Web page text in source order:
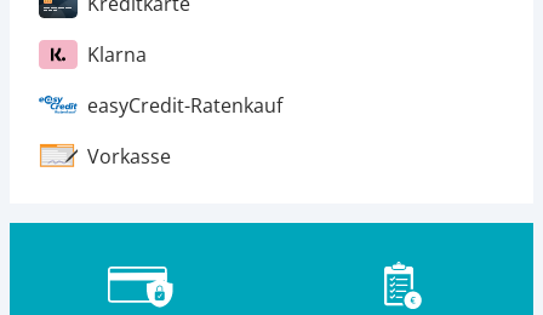
Klarna
easyCredit-Ratenkauf
Vorkasse